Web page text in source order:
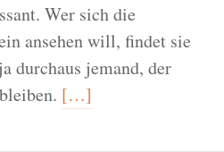
Wer sich die
ansehen will, findet sie
durchaus jemand, der
[…]